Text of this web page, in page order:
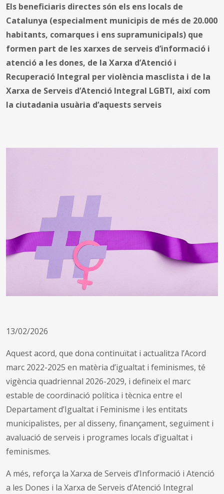
Els beneficiaris directes són els ens locals de
Catalunya (especialment municipis de més de 20.000
habitants, comarques i ens supramunicipals) que
formen part de les xarxes de serveis d’informació i
atenció a les dones, de la Xarxa d’Atenció i
Recuperació Integral per violència masclista i de la
Xarxa de Serveis d’Atenció Integral LGBTI, així com
la ciutadania usuària d’aquests serveis
13/02/2026
Aquest acord, que dona continuïtat i actualitza l’Acord
marc 2022-2025 en matèria d’igualtat i feminismes, té
vigència quadriennal 2026-2029, i defineix el marc
estable de coordinació política i tècnica entre el
Departament d’Igualtat i Feminisme i les entitats
municipalistes, per al disseny, finançament, seguiment i
avaluació de serveis i programes locals d’igualtat i
feminismes.
A més, reforça la Xarxa de Serveis d’Informació i Atenció
a les Dones i la Xarxa de Serveis d’Atenció Integral